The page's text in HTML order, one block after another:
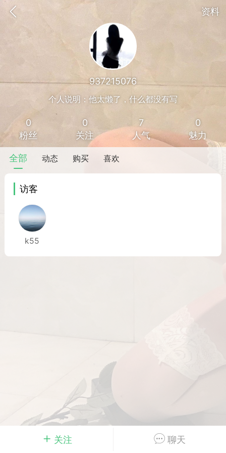
资料
味”的小姐
女
关注 聊天
937215076
个人说明：他太懒了，什么都没有写
0
粉丝
0
关注
7
人气
0
魅力
全部 动态 购买 喜欢
访客
k55